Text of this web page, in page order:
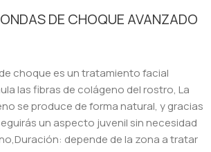
DE CHOQUE AVANZADO
choque es un tratamiento facial
las fibras de colágeno del rostro, La
se produce de forma natural, y gracias
un aspecto juvenil sin necesidad
depende de la zona a tratar